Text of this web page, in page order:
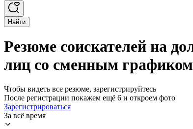
Найти
Резюме соискателей на
лиц со сменным графиком
Чтобы видеть все резюме, зарегистрируйтесь
После регистрации покажем ещё 6 и откроем фото
Зарегистрироваться
За всё время